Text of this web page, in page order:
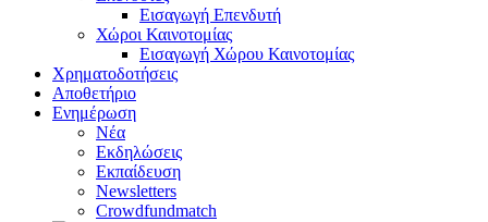
Εισαγωγή Επενδυτή
Χώροι Καινοτομίας
Εισαγωγή Χώρου Καινοτομίας
Χρηματοδοτήσεις
Αποθετήριο
Ενημέρωση
Νέα
Εκδηλώσεις
Εκπαίδευση
Newsletters
Crowdfundmatch